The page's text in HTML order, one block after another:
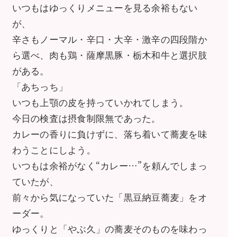
いつもはゆっくりメニューを見る余裕もない
が、
辛さもノーマル・辛口・大辛・激辛の四段階か
ら選べ、肉も鶏・薩摩黒豚・栃木和牛と選択肢
がある。
「あちっち」
いつも上顎の皮を持っていかれてしまう。
今日の検査は摂食制限無であった。
カレーの香りに負けずに、落ち着いて蕎麦を味
わうことにしよう。
いつもは余裕がなく“カレー…”を頼んでしまっ
ていたが、
前々から気になっていた「黒豆納豆蕎麦」をオ
ーダー。
ゆっくりと「やぶ久」の蕎麦そのものを味わっ